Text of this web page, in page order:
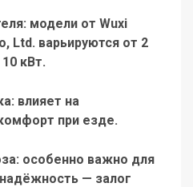
: модели от Wuxi
Ltd. варьируются от 2
кВт.
: влияет на
при езде.
: особенно важно для
— залог